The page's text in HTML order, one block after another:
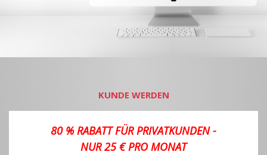
KUNDE WERDEN
80 % RABATT FÜR PRIVATKUNDEN -
NUR 25 € PRO MONAT